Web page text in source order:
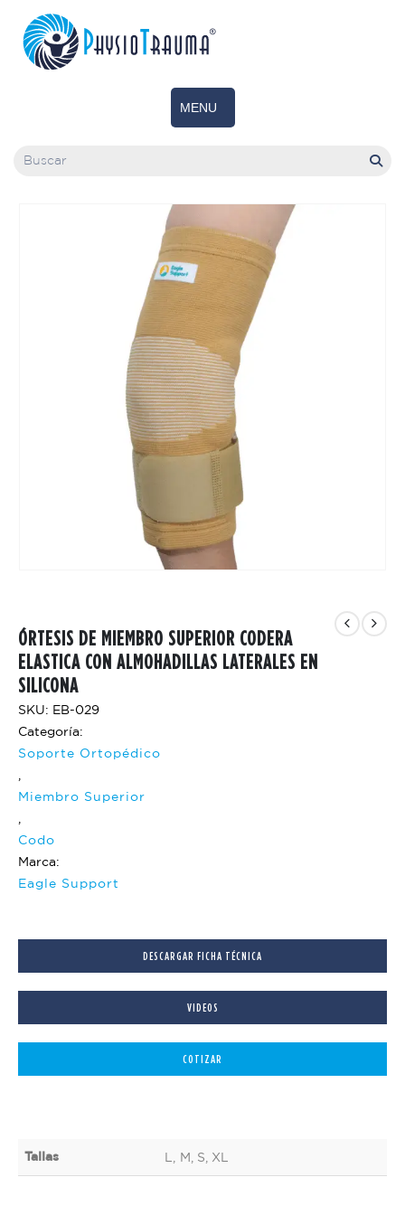
ÓRTESIS DE MIEMBRO SUPERIOR CODERA
ELASTICA CON ALMOHADILLAS LATERALES EN
SILICONA
SKU: EB-029
Categoría:
Soporte Ortopédico
,
Miembro Superior
,
Codo
Marca:
Eagle Support
DESCARGAR FICHA TÉCNICA
VIDEOS
COTIZAR
Tallas L, M, S, XL